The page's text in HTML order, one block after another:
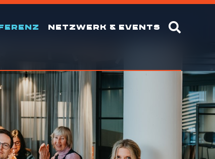
NETZWERK & EVENTS